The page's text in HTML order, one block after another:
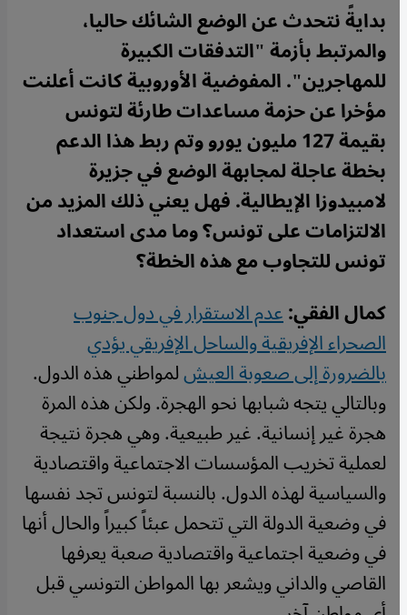
بدايةً نتحدث عن الوضع الشائك حاليا،
والمرتبط بأزمة "التدفقات الكبيرة
للمهاجرين". المفوضية الأوروبية كانت أعلنت
مؤخرا عن حزمة مساعدات طارئة لتونس
بقيمة 127 مليون يورو وتم ربط هذا الدعم
بخطة عاجلة لمجابهة الوضع في جزيرة
لامبيدوزا الإيطالية. فهل يعني ذلك المزيد من
الالتزامات على تونس؟ وما مدى استعداد
تونس للتجاوب مع هذه الخطة؟
كمال الفقي:عدم الاستقرار في دول جنوب
الصحراء الإفريقية والساحل الإفريقي يؤدي
بالضرورة إلى صعوبة العيشلمواطني هذه الدول.
وبالتالي يتجه شبابها نحو الهجرة. ولكن هذه المرة
هجرة غير إنسانية. غير طبيعية. وهي هجرة نتيجة
لعملية تخريب المؤسسات الاجتماعية واقتصادية
والسياسية لهذه الدول. بالنسبة لتونس تجد نفسها
في وضعية الدولة التي تتحمل عبئاً كبيراً والحال أنها
في وضعية اجتماعية واقتصادية صعبة يعرفها
القاصي والداني ويشعر بها المواطن التونسي قبل